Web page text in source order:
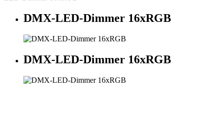
DMX-LED-Dimmer 16xRGB
DMX-LED-Dimmer 16xRGB